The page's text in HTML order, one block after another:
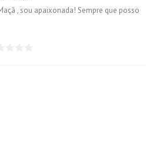
, sou apaixonada! Sempre que posso